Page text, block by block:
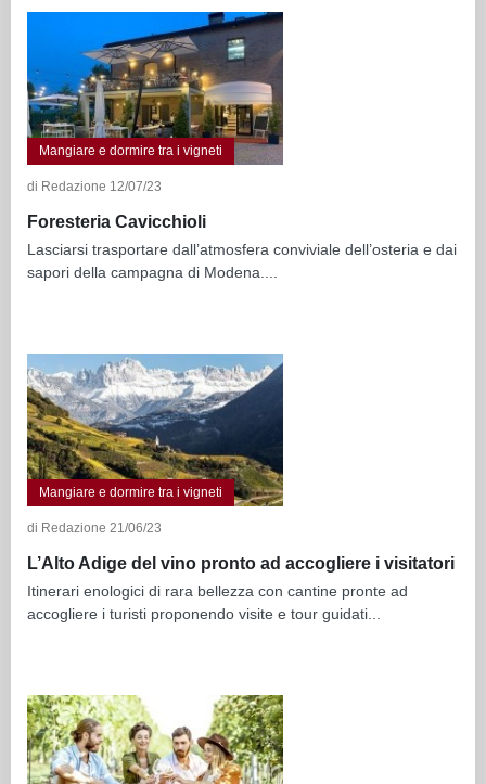
Mangiare e dormire tra i vigneti
di Redazione 12/07/23
Foresteria Cavicchioli
Lasciarsi trasportare dall’atmosfera conviviale dell’osteria e dai
sapori della campagna di Modena....
Mangiare e dormire tra i vigneti
di Redazione 21/06/23
L’Alto Adige del vino pronto ad accogliere i visitatori
Itinerari enologici di rara bellezza con cantine pronte ad
accogliere i turisti proponendo visite e tour guidati...